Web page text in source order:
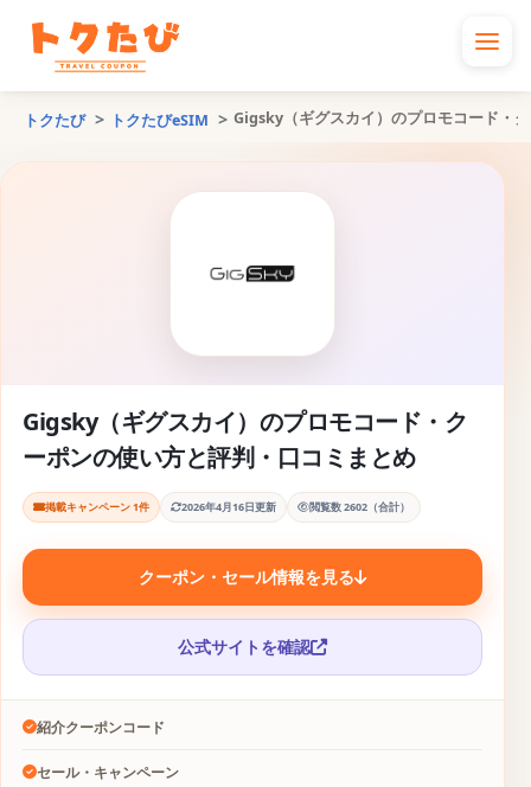
トクたび トクたびeSIM Gigsky（ギグスカイ）のプロモコード・
Gigsky（ギグスカイ）のプロモコード・ク
ーポンの使い方と評判・口コミまとめ
掲載キャンペーン 1件 2026年4月16日更新 閲覧数 2602（合計）
クーポン・セール情報を見る
公式サイトを確認
紹介クーポンコード
セール・キャンペーン